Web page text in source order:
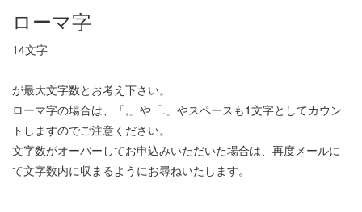
ローマ字
14文字
が最大文字数とお考え下さい。
ローマ字の場合は、「,」や「.」やスペースも1文字としてカウン
トしますのでご注意ください。
文字数がオーバーしてお申込みいただいた場合は、再度メールに
て文字数内に収まるようにお尋ねいたします。